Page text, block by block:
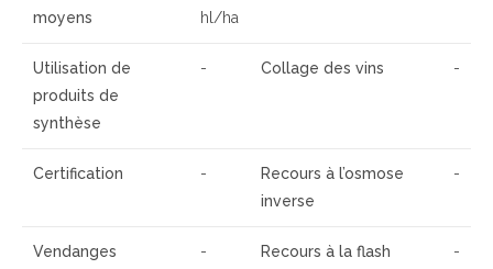
moyens
hl/ha
Utilisation de
produits de
synthèse
- Collage des vins -
Certification -
Recours à l’osmose
inverse
-
Vendanges
-
Recours à la flash
-